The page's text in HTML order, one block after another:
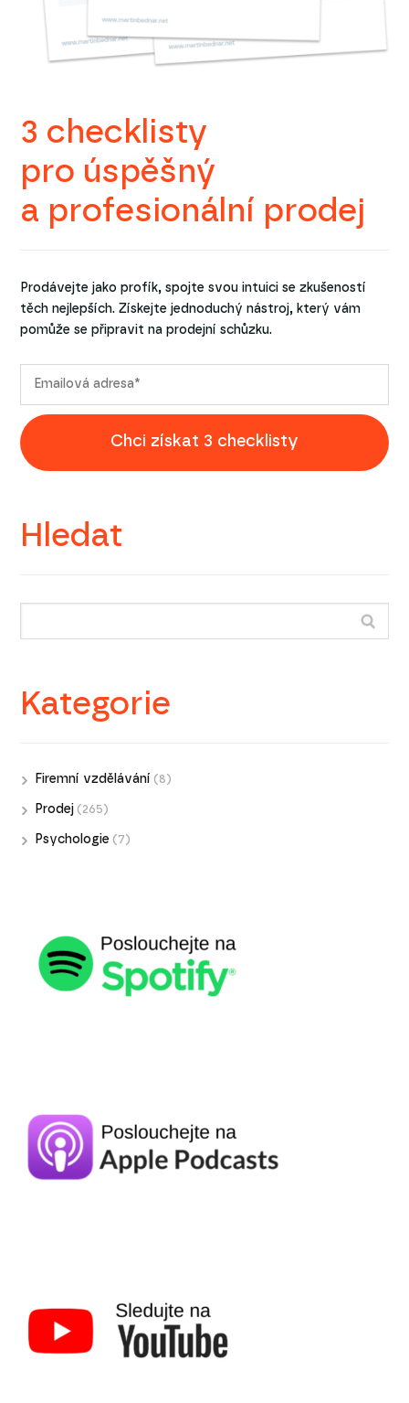
3 checklisty
pro úspěšný
a profesionální prodej
Prodávejte jako profík, spojte svou intuici se zkušeností
těch nejlepších. Získejte jednoduchý nástroj, který vám
pomůže se připravit na prodejní schůzku.
Chci získat 3 checklisty
Hledat
Kategorie
Firemní vzdělávání (8)
Prodej (265)
Psychologie (7)